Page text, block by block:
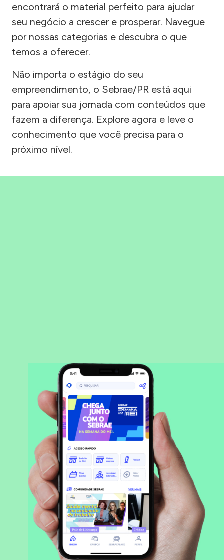
encontrará o material perfeito para ajudar
seu negócio a crescer e prosperar. Navegue
por nossas categorias e descubra o que
temos a oferecer.
Não importa o estágio do seu
empreendimento, o Sebrae/PR está aqui
para apoiar sua jornada com conteúdos que
fazem a diferença. Explore agora e leve o
conhecimento que você precisa para o
próximo nível.